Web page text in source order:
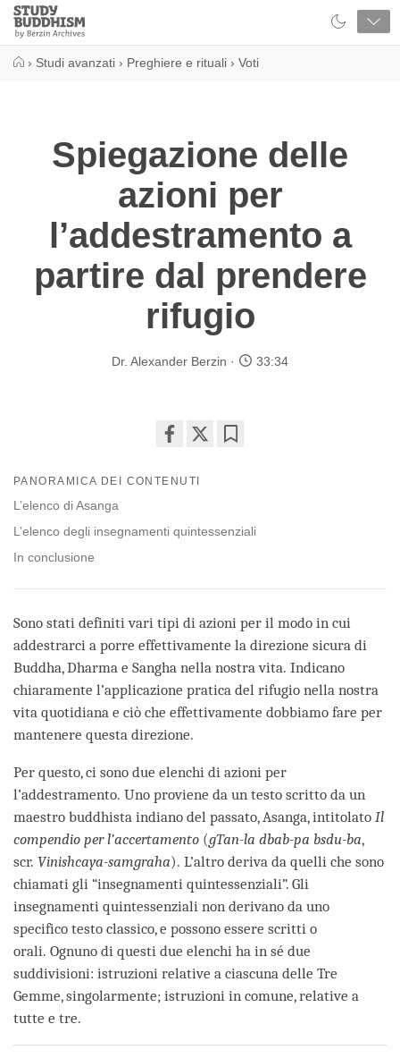
Close
Study
Buddhism
› Studi avanzati › Preghiere e rituali › Voti
Spiegazione delle
azioni per
l’addestramento a
partire dal prendere
rifugio
Dr. Alexander Berzin 33:34
on
PANORAMICA DEI CONTENUTI
L’elenco di Asanga
L’elenco degli insegnamenti quintessenziali
In conclusione
Sono stati definiti vari tipi di azioni per il modo in cui
addestrarci a porre effettivamente la direzione sicura di
Buddha, Dharma e Sangha nella nostra vita. Indicano
chiaramente l’applicazione pratica del rifugio nella nostra
vita quotidiana e ciò che effettivamente dobbiamo fare per
mantenere questa direzione.
Per questo, ci sono due elenchi di azioni per
l’addestramento. Uno proviene da un testo scritto da un
maestro buddhista indiano del passato, Asanga, intitolato Il
compendio per l’accertamento (gTan-la dbab-pa bsdu-ba,
scr. Vinishcaya-samgraha). L’altro deriva da quelli che sono
chiamati gli “insegnamenti quintessenziali”. Gli
insegnamenti quintessenziali non derivano da uno
specifico testo classico, e possono essere scritti o
orali. Ognuno di questi due elenchi ha in sé due
suddivisioni: istruzioni relative a ciascuna delle Tre
Gemme, singolarmente; istruzioni in comune, relative a
tutte e tre.